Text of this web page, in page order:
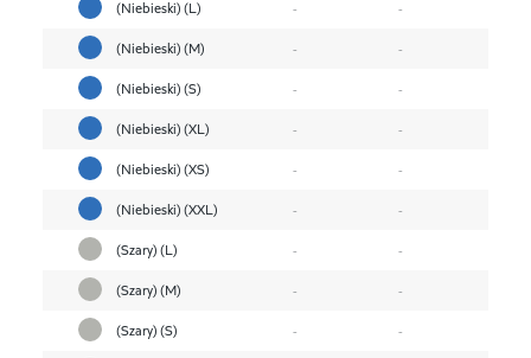
(Niebieski) (L) -
-
(Niebieski) (M)
-
-
(Niebieski) (S)
-
-
(Niebieski) (XL)
-
-
(Niebieski) (XS)
-
-
(Niebieski) (XXL)
-
-
(Szary) (L)
-
-
(Szary) (M)
-
-
(Szary) (S)
-
-